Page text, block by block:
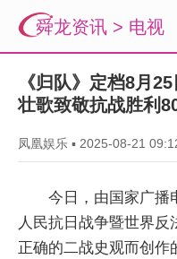
舜龙资讯 > 电视
《归队》定档8月
壮歌致敬抗战胜利
凤凰娱乐 ▪ 2025-08-21
今日，由国家广播
人民抗日战争暨世界反
正确的二战史观而创作